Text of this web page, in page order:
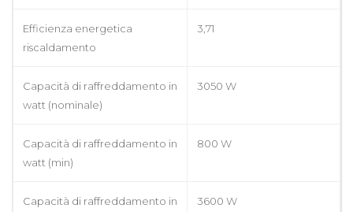
Efficienza energetica
riscaldamento
3,71
Capacità di raffreddamento in
watt (nominale)
3050 W
Capacità di raffreddamento in
watt (min)
800 W
Capacità di raffreddamento in
3600 W